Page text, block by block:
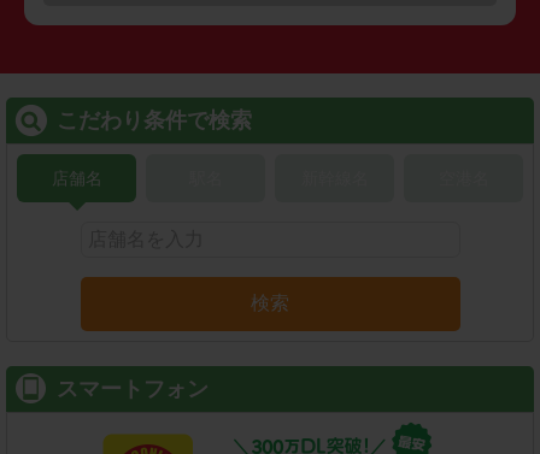
こだわり条件で検索
店舗名
検索
スマートフォン